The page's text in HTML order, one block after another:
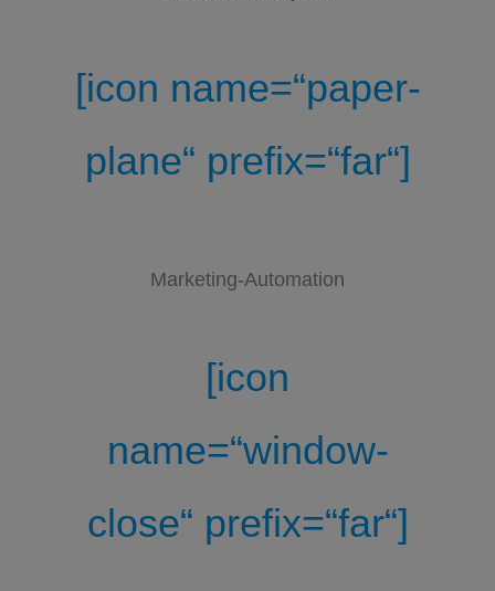
[icon name=“paper-
plane“ prefix=“far“]
Marketing-Automation
[icon
name=“window-
close“ prefix=“far“]